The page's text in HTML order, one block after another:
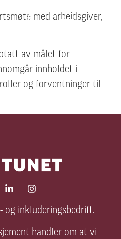
med arbeidsgiver,
av målet for
innholdet i
og forventninger til
og inkluderingsbedrift.
handler om at vi